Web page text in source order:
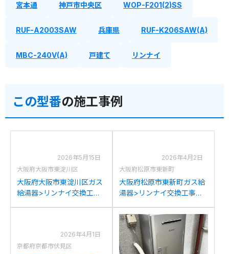
宮本通 神戸市中央区 WOP-F201(2)SS
RUF-A2003SAW 兵庫県 RUF-K206SAW(A)
MBC-240V(A) 戸建て リンナイ
この型番の施工事例
2026年5月15日
大阪府大阪市東淀川区
大阪府大阪市東淀川区ガス
給湯器>リンナイ交換工事
2026年4月2日
大阪府松原市東新町
大阪府松原市東新町ガス給
湯器>リンナイ交換工事施
2008SAWからリンナイ
RUF-K206SAW(A)への交
換
2026年4月1日
京都府京都市伏見区